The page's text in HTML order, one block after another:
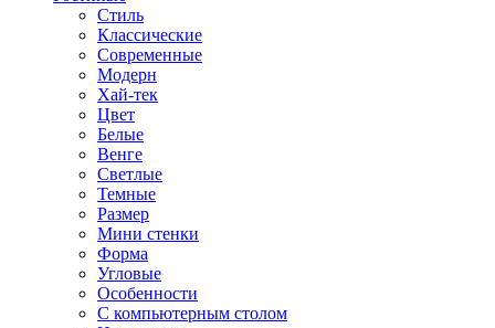
Стиль
Классические
Современные
Модерн
Хай-тек
Цвет
Белые
Венге
Светлые
Темные
Размер
Мини стенки
Форма
Угловые
Особенности
С компьютерным столом